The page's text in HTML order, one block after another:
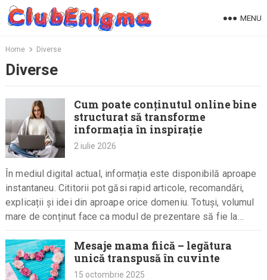
Skip
MENU
Home Diverse
Diverse
Cum poate conținutul online bine
structurat să transforme
informația în inspirație
2 iulie 2026
În mediul digital actual, informația este disponibilă aproape
instantaneu. Cititorii pot găsi rapid articole, recomandări,
explicații și idei din aproape orice domeniu. Totuși, volumul
mare de conținut face ca modul de prezentare să fie la…
Mesaje mama fiică – legătura
unică transpusă în cuvinte
15 octombrie 2025